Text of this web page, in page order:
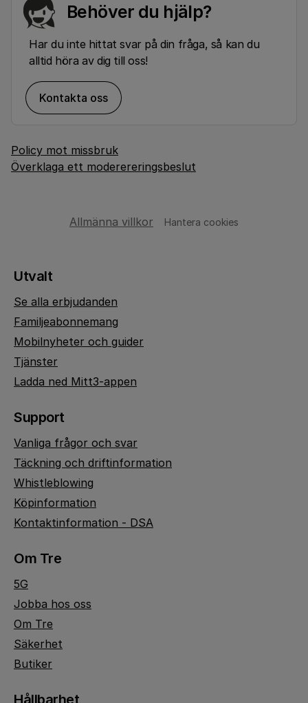
Behöver du hjälp?
Har du inte hittat svar på din fråga, så kan du
alltid höra av dig till oss!
Kontakta oss
Policy mot missbruk
Överklaga ett moderereringsbeslut
Allmänna villkor Hantera cookies
Utvalt
Se alla erbjudanden
Familjeabonnemang
Mobilnyheter och guider
Tjänster
Ladda ned Mitt3-appen
Support
Vanliga frågor och svar
Täckning och driftinformation
Whistleblowing
Köpinformation
Kontaktinformation - DSA
Om Tre
5G
Jobba hos oss
Om Tre
Säkerhet
Butiker
Hållbarhet